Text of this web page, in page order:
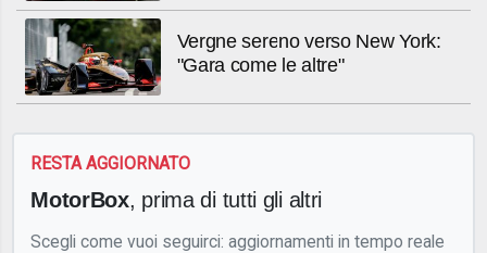
Vergne sereno verso New York:
"Gara come le altre"
RESTA AGGIORNATO
MotorBox, prima di tutti gli altri
Scegli come vuoi seguirci: aggiornamenti in tempo reale